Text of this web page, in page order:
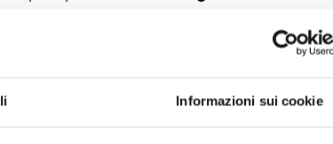
Informazioni sui cookie